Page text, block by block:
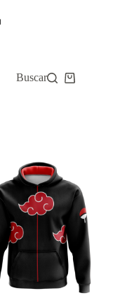
Buscar
Carro